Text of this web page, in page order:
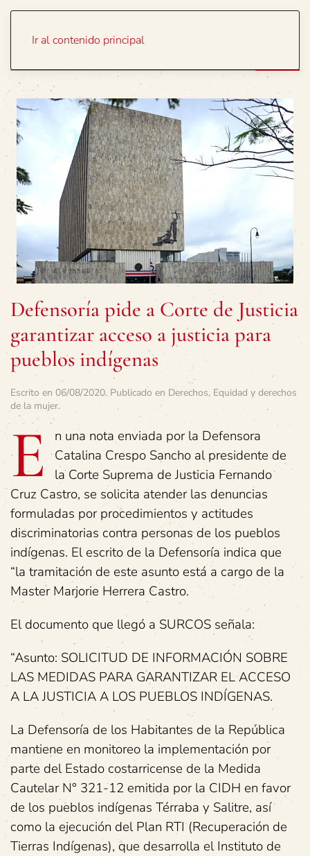
Ir al contenido principal
Defensoría pide a Corte de Justicia
garantizar acceso a justicia para
pueblos indígenas
Escrito en 06/08/2020. Publicado en Derechos, Equidad y derechos
de la mujer.
E
n una nota enviada por la Defensora
Catalina Crespo Sancho al presidente de
la Corte Suprema de Justicia Fernando
Cruz Castro, se solicita atender las denuncias
formuladas por procedimientos y actitudes
discriminatorias contra personas de los pueblos
indígenas. El escrito de la Defensoría indica que
“la tramitación de este asunto está a cargo de la
Master Marjorie Herrera Castro.
El documento que llegó a SURCOS señala:
“Asunto: SOLICITUD DE INFORMACIÓN SOBRE
LAS MEDIDAS PARA GARANTIZAR EL ACCESO
A LA JUSTICIA A LOS PUEBLOS INDÍGENAS.
La Defensoría de los Habitantes de la República
mantiene en monitoreo la implementación por
parte del Estado costarricense de la Medida
Cautelar N° 321-12 emitida por la CIDH en favor
de los pueblos indígenas Térraba y Salitre, así
como la ejecución del Plan RTI (Recuperación de
Tierras Indígenas), que desarrolla el Instituto de